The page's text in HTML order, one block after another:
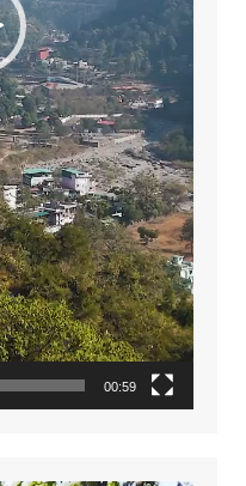
00:59